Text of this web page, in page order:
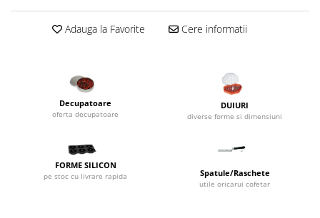
Palnie/Utilaje Dozare
Utilaje pentru Intins Aluat/fondant
Matrice Patiserie
Forme Briose
Forme Silicon
Ustensile Decorare
Adauga la Favorite Cere informatii
Decupatoare
oferta decupatoare
DUIURI
diverse forme si dimensiuni
FORME SILICON
pe stoc cu livrare rapida Spatule/Raschete
utile oricarui cofetar